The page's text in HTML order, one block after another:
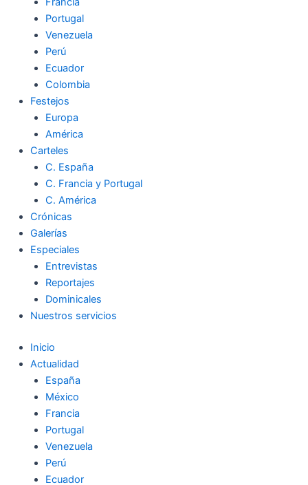
Portugal
Venezuela
Perú
Ecuador
Colombia
Festejos
Europa
América
Carteles
C. España
C. Francia y Portugal
C. América
Crónicas
Galerías
Especiales
Entrevistas
Reportajes
Dominicales
Nuestros servicios
Inicio
Actualidad
España
México
Francia
Portugal
Venezuela
Perú
Ecuador